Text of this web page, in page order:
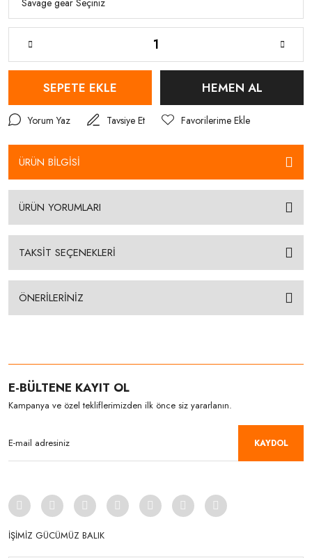
SEPETE EKLE HEMEN AL
Yorum Yaz Tavsiye Et
ÜRÜN BİLGİSİ
ÜRÜN YORUMLARI
TAKSİT SEÇENEKLERİ
ÖNERİLERİNİZ
E-BÜLTENE KAYIT OL
Kampanya ve özel tekliflerimizden ilk önce siz yararlanın.
KAYDOL
İŞİMİZ GÜCÜMÜZ BALIK